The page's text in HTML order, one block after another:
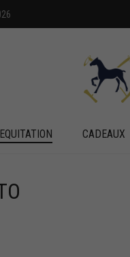
EQUITATION CADEAUX